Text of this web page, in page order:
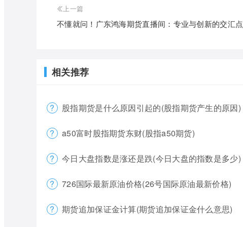
上一篇
不懂就问！广东鸿海期货直播间：专业与创新的交汇点
相关推荐
股指期货是什么原因引起的(股指期货产生的原因)
a50富时股指期货东财(股指a50期货)
今日大盘指数是涨还是跌(今日大盘的指数是多少)
726国际最新原油价格(26号国际原油最新价格)
期货追加保证金计算(期货追加保证金什么意思)